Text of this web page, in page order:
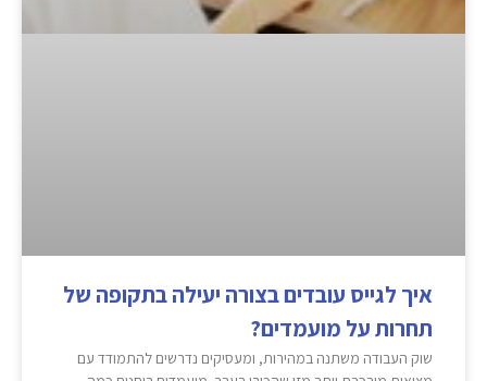
איך לגייס עובדים בצורה יעילה בתקופה של
תחרות על מועמדים?
שוק העבודה משתנה במהירות, ומעסיקים נדרשים להתמודד עם